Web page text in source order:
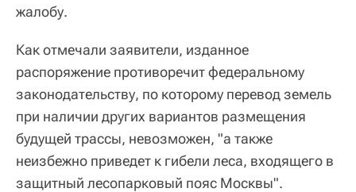
жалобу.
Как отмечали заявители, изданное
распоряжение противоречит федеральному
законодательству, по которому перевод земель
при наличии других вариантов размещения
будущей трассы, невозможен, "а также
неизбежно приведет к гибели леса, входящего в
защитный лесопарковый пояс Москвы".